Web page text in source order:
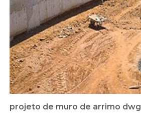
projeto de muro de arrimo dwg